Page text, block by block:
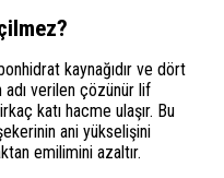
kaynağıdır ve dört
verilen çözünür lif
katı hacme ulaşır. Bu
ani yükselişini
emilimini azaltır.